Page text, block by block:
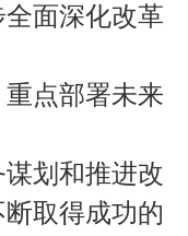
面深化改革
点部署未来
划和推进改
取得成功的